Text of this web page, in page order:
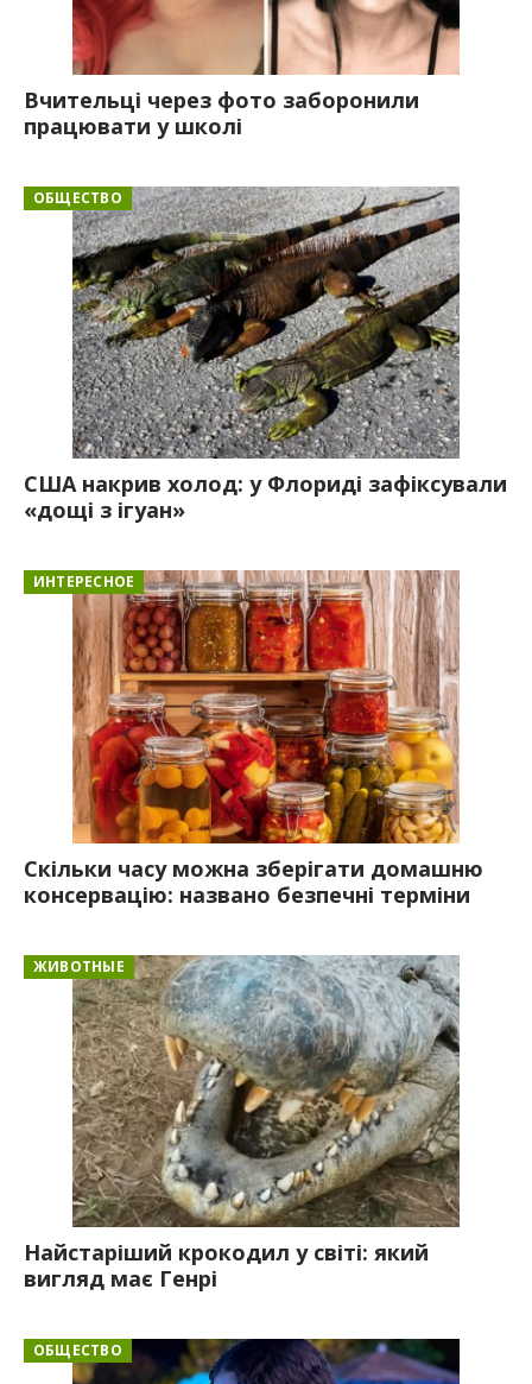
Вчительці через фото заборонили
працювати у школі
ОБЩЕСТВО
США накрив холод: у Флориді зафіксували
«дощі з ігуан»
ИНТЕРЕСНОЕ
Скільки часу можна зберігати домашню
консервацію: названо безпечні терміни
ЖИВОТНЫЕ
Найстаріший крокодил у світі: який
вигляд має Генрі
ОБЩЕСТВО